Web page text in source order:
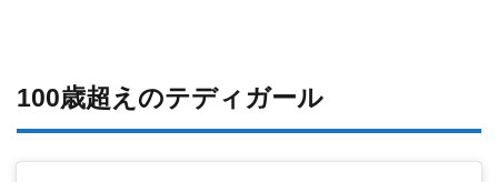
100歳超えのテディガール